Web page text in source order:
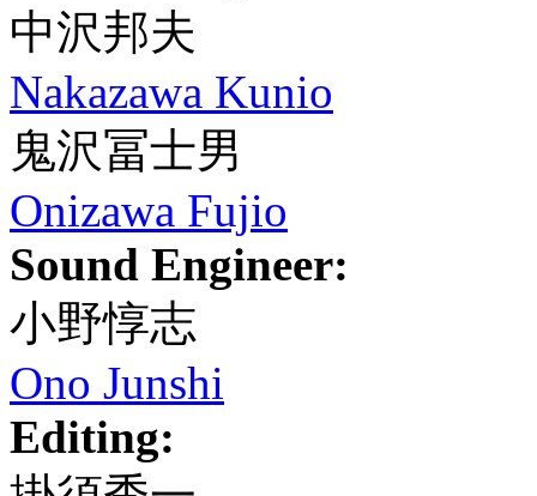
中沢邦夫
Nakazawa Kunio
鬼沢冨士男
Onizawa Fujio
Sound Engineer:
小野惇志
Ono Junshi
Editing: